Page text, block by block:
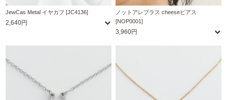
JewCas Metal イヤカフ [JC4136]
2,640円
ノットアレプラス cheeseピアス
[NOP0001]
3,960円